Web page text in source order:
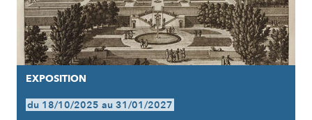
EXPOSITION
du 18/10/2025 au 31/01/2027